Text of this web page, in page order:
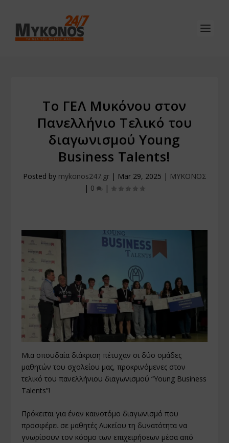
Tο ΓΕΛ Μυκόνου στον
Πανελλήνιο Τελικό του
διαγωνισμού Young
Business Talents!
Posted by mykonos247.gr| Mar 29, 2025 | ΜΥΚΟΝΟΣ
| 0 |
Μια σπουδαία διάκριση πέτυχαν οι δύο ομάδες
μαθητών του σχολείου μας, προκρινόμενες στον
τελικό του πανελλήνιου διαγωνισμού “Young Business
Talents”!
Πρόκειται για έναν καινοτόμο διαγωνισμό που
προσφέρει σε μαθητές Λυκείου τη δυνατότητα να
γνωρίσουν τον κόσμο των επιχειρήσεων μέσα από